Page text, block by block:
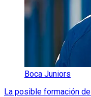
Boca Juniors
La posible formación